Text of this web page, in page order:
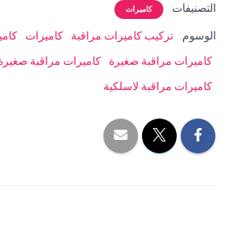
التصنيفات: كاميرات
الوسوم: تركيب كاميرات مراقبة كاميرات
كاميرات مراقبة صغيرة
كاميرات مراقبة
كاميرات مراقبة لاسلكية